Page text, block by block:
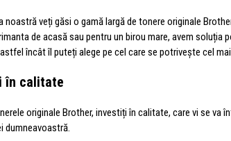
noastră veți găsi o gamă largă de tonere originale
de acasă sau pentru un birou mare, avem
încât îl puteți alege pe cel care se potrivește cel
în calitate
originale Brother, investiți în calitate, care vi se va
dumneavoastră.